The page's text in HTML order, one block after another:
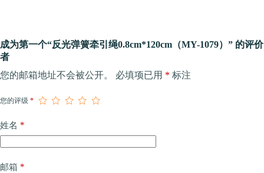
成为第一个“反光弹簧牵引绳0.8cm*120cm（MY-1079）” 的评价
者
您的邮箱地址不会被公开。
必填项已用 * 标注
您的评级 *
姓名 *
邮箱 *